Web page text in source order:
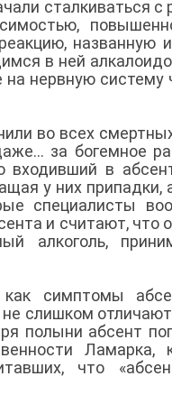
сталкиваться
названную
в ней
нервную систему
во всех
за богемное
входивший в
у них
специалисты
и считают,
алкоголь,
симптомы
слишком
полыни абсент
что